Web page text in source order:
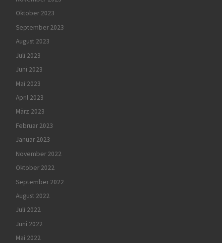
Oktober 2023
September 2023
August 2023
Juli 2023
Juni 2023
Mai 2023
April 2023
März 2023
Februar 2023
Januar 2023
November 2022
Oktober 2022
September 2022
August 2022
Juli 2022
Juni 2022
Mai 2022